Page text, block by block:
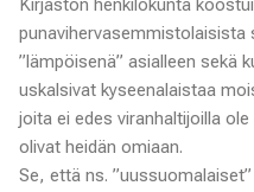
Kirjaston henkilökunta
”lämpöisenä” asialleen sekä
uskalsivat kyseenalaistaa
joita ei edes viranhaltijoilla
olivat heidän omiaan.
Se, että ns.